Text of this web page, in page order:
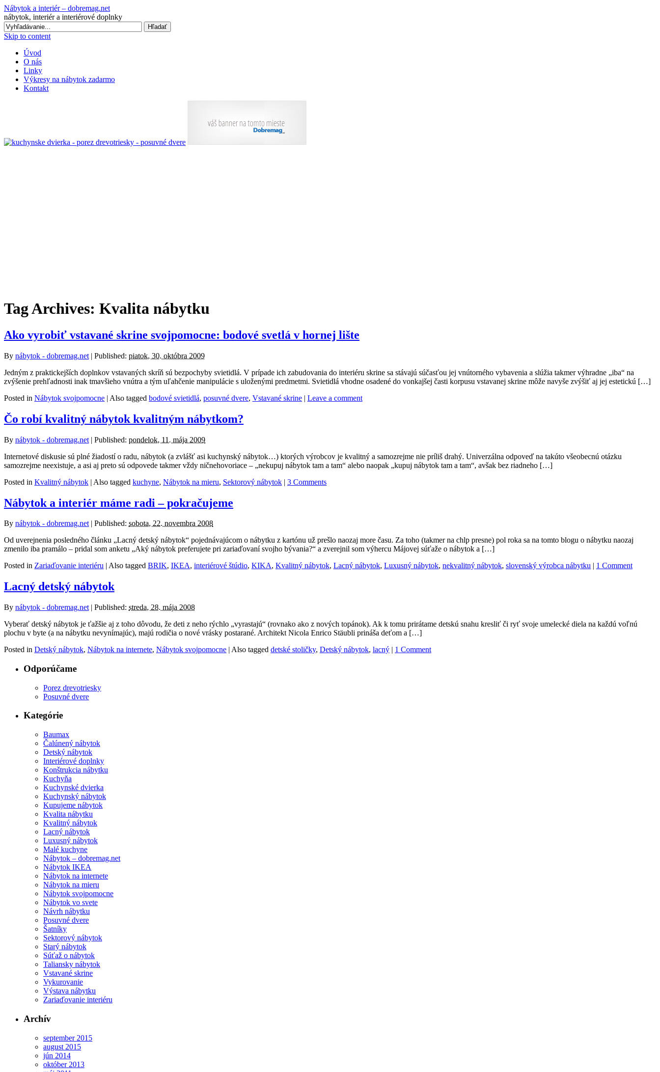
Nábytok a interiér – dobremag.net
nábytok, interiér a interiérové doplnky
Skip to content
Úvod
O nás
Linky
Výkresy na nábytok zadarmo
Kontakt
Tag Archives: Kvalita nábytku
Ako vyrobiť vstavané skrine svojpomocne: bodové svetlá v hornej lište
By nábytok - dobremag.net | Published: piatok, 30. októbra 2009
Jedným z praktickejších doplnkov vstavaných skríň sú bezpochyby svietidlá. V prípade ich zabudovania do interiéru skrine sa stávajú súčasťou jej vnútorného vybavenia a slúžia takmer výhradne „iba“ na
zvýšenie prehľadnosti inak tmavšieho vnútra a tým uľahčenie manipulácie s uloženými predmetmi. Svietidlá vhodne osadené do vonkajšej časti korpusu vstavanej skrine môže navyše zvýšiť aj jej estetickú […]
Posted in Nábytok svojpomocne | Also tagged bodové svietidlá, posuvné dvere, Vstavané skrine | Leave a comment
Čo robí kvalitný nábytok kvalitným nábytkom?
By nábytok - dobremag.net | Published: pondelok, 11. mája 2009
Internetové diskusie sú plné žiadostí o radu, nábytok (a zvlášť asi kuchynský nábytok…) ktorých výrobcov je kvalitný a samozrejme nie príliš drahý. Univerzálna odpoveď na takúto všeobecnú otázku
samozrejme neexistuje, a asi aj preto sú odpovede takmer vždy ničnehovoriace – „nekupuj nábytok tam a tam“ alebo naopak „kupuj nábytok tam a tam“, avšak bez riadneho […]
Posted in Kvalitný nábytok | Also tagged kuchyne, Nábytok na mieru, Sektorový nábytok | 3 Comments
Nábytok a interiér máme radi – pokračujeme
By nábytok - dobremag.net| Published: sobota, 22. novembra 2008
Od uverejnenia posledného článku „Lacný detský nábytok“ pojednávajúcom o nábytku z kartónu už prešlo naozaj more času. Za toho (takmer na chlp presne) pol roka sa na tomto blogu o nábytku naozaj
zmenilo iba pramálo – pridal som anketu „Aký nábytok preferujete pri zariaďovaní svojho bývania?“ a zverejnil som výhercu Májovej súťaže o nábytok a […]
Posted in Zariaďovanie interiéru | Also tagged BRIK, IKEA, interiérové štúdio, KIKA, Kvalitný nábytok, Lacný nábytok, Luxusný nábytok, nekvalitný nábytok, slovenský výrobca nábytku | 1 Comment
Lacný detský nábytok
By nábytok - dobremag.net | Published: streda, 28. mája 2008
Vyberať detský nábytok je ťažšie aj z toho dôvodu, že deti z neho rýchlo „vyrastajú“ (rovnako ako z nových topánok). Ak k tomu prirátame detskú snahu kresliť či ryť svoje umelecké diela na každú voľnú
plochu v byte (a na nábytku nevynímajúc), majú rodičia o nové vrásky postarané. Architekt Nicola Enrico Stäubli prináša deťom a […]
Posted in Detský nábytok, Nábytok na internete, Nábytok svojpomocne | Also tagged detské stoličky, Detský nábytok, lacný | 1 Comment
Odporúčame
Porez drevotriesky
Posuvné dvere
Kategórie
Baumax
Čalúnený nábytok
Detský nábytok
Interiérové doplnky
Konštrukcia nábytku
Kuchyňa
Kuchynské dvierka
Kuchynský nábytok
Kupujeme nábytok
Kvalita nábytku
Kvalitný nábytok
Lacný nábytok
Luxusný nábytok
Malé kuchyne
Nábytok – dobremag.net
Nábytok IKEA
Nábytok na internete
Nábytok na mieru
Nábytok svojpomocne
Nábytok vo svete
Návrh nábytku
Posuvné dvere
Šatníky
Sektorový nábytok
Starý nábytok
Súťaž o nábytok
Taliansky nábytok
Vstavané skrine
Vykurovanie
Výstava nábytku
Zariaďovanie interiéru
Archív
september 2015
august 2015
jún 2014
október 2013